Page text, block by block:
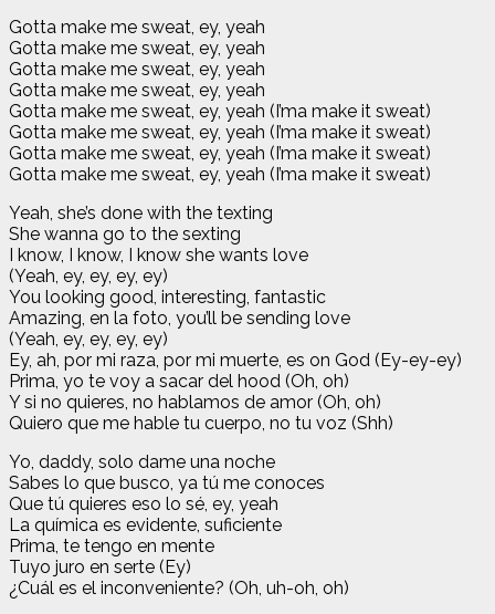
Gotta make me sweat, ey, yeah
Gotta make me sweat, ey, yeah
Gotta make me sweat, ey, yeah
Gotta make me sweat, ey, yeah
Gotta make me sweat, ey, yeah (I’ma make it sweat)
Gotta make me sweat, ey, yeah (I’ma make it sweat)
Gotta make me sweat, ey, yeah (I’ma make it sweat)
Gotta make me sweat, ey, yeah (I’ma make it sweat)
Yeah, she’s done with the texting
She wanna go to the sexting
I know, I know, I know she wants love
(Yeah, ey, ey, ey, ey)
You looking good, interesting, fantastic
Amazing, en la foto, you’ll be sending love
(Yeah, ey, ey, ey, ey)
Ey, ah, por mi raza, por mi muerte, es on God (Ey-ey-ey)
Prima, yo te voy a sacar del hood (Oh, oh)
Y si no quieres, no hablamos de amor (Oh, oh)
Quiero que me hable tu cuerpo, no tu voz (Shh)
Yo, daddy, solo dame una noche
Sabes lo que busco, ya tú me conoces
Que tú quieres eso lo sé, ey, yeah
La química es evidente, suficiente
Prima, te tengo en mente
Tuyo juro en serte (Ey)
¿Cuál es el inconveniente? (Oh, uh-oh, oh)